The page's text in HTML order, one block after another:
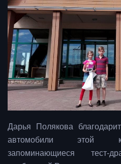
Дарья Полякова
автомобили этой
запоминающиеся тест-